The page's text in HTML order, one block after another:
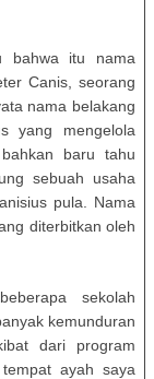
bahwa itu nama
Canis, seorang
nama belakang
yang mengelola
baru tahu
sebuah usaha
pula. Nama
diterbitkan oleh
sekolah
kemunduran
dari program
ayah saya